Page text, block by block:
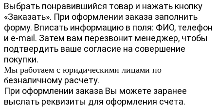
Выбрать понравившийся товар и нажать кнопку
«Заказать». При оформлении заказа заполнить
форму. Вписать информацию в поля: ФИО, телефон
и e-mail. Затем вам перезвонит менеджер, чтобы
подтвердить ваше согласие на совершение
покупки.
Мы работаем с юридическими лицами по
безналичному расчету.
При оформлении заказа Вы можете заранее
выслать реквизиты для оформления счета.